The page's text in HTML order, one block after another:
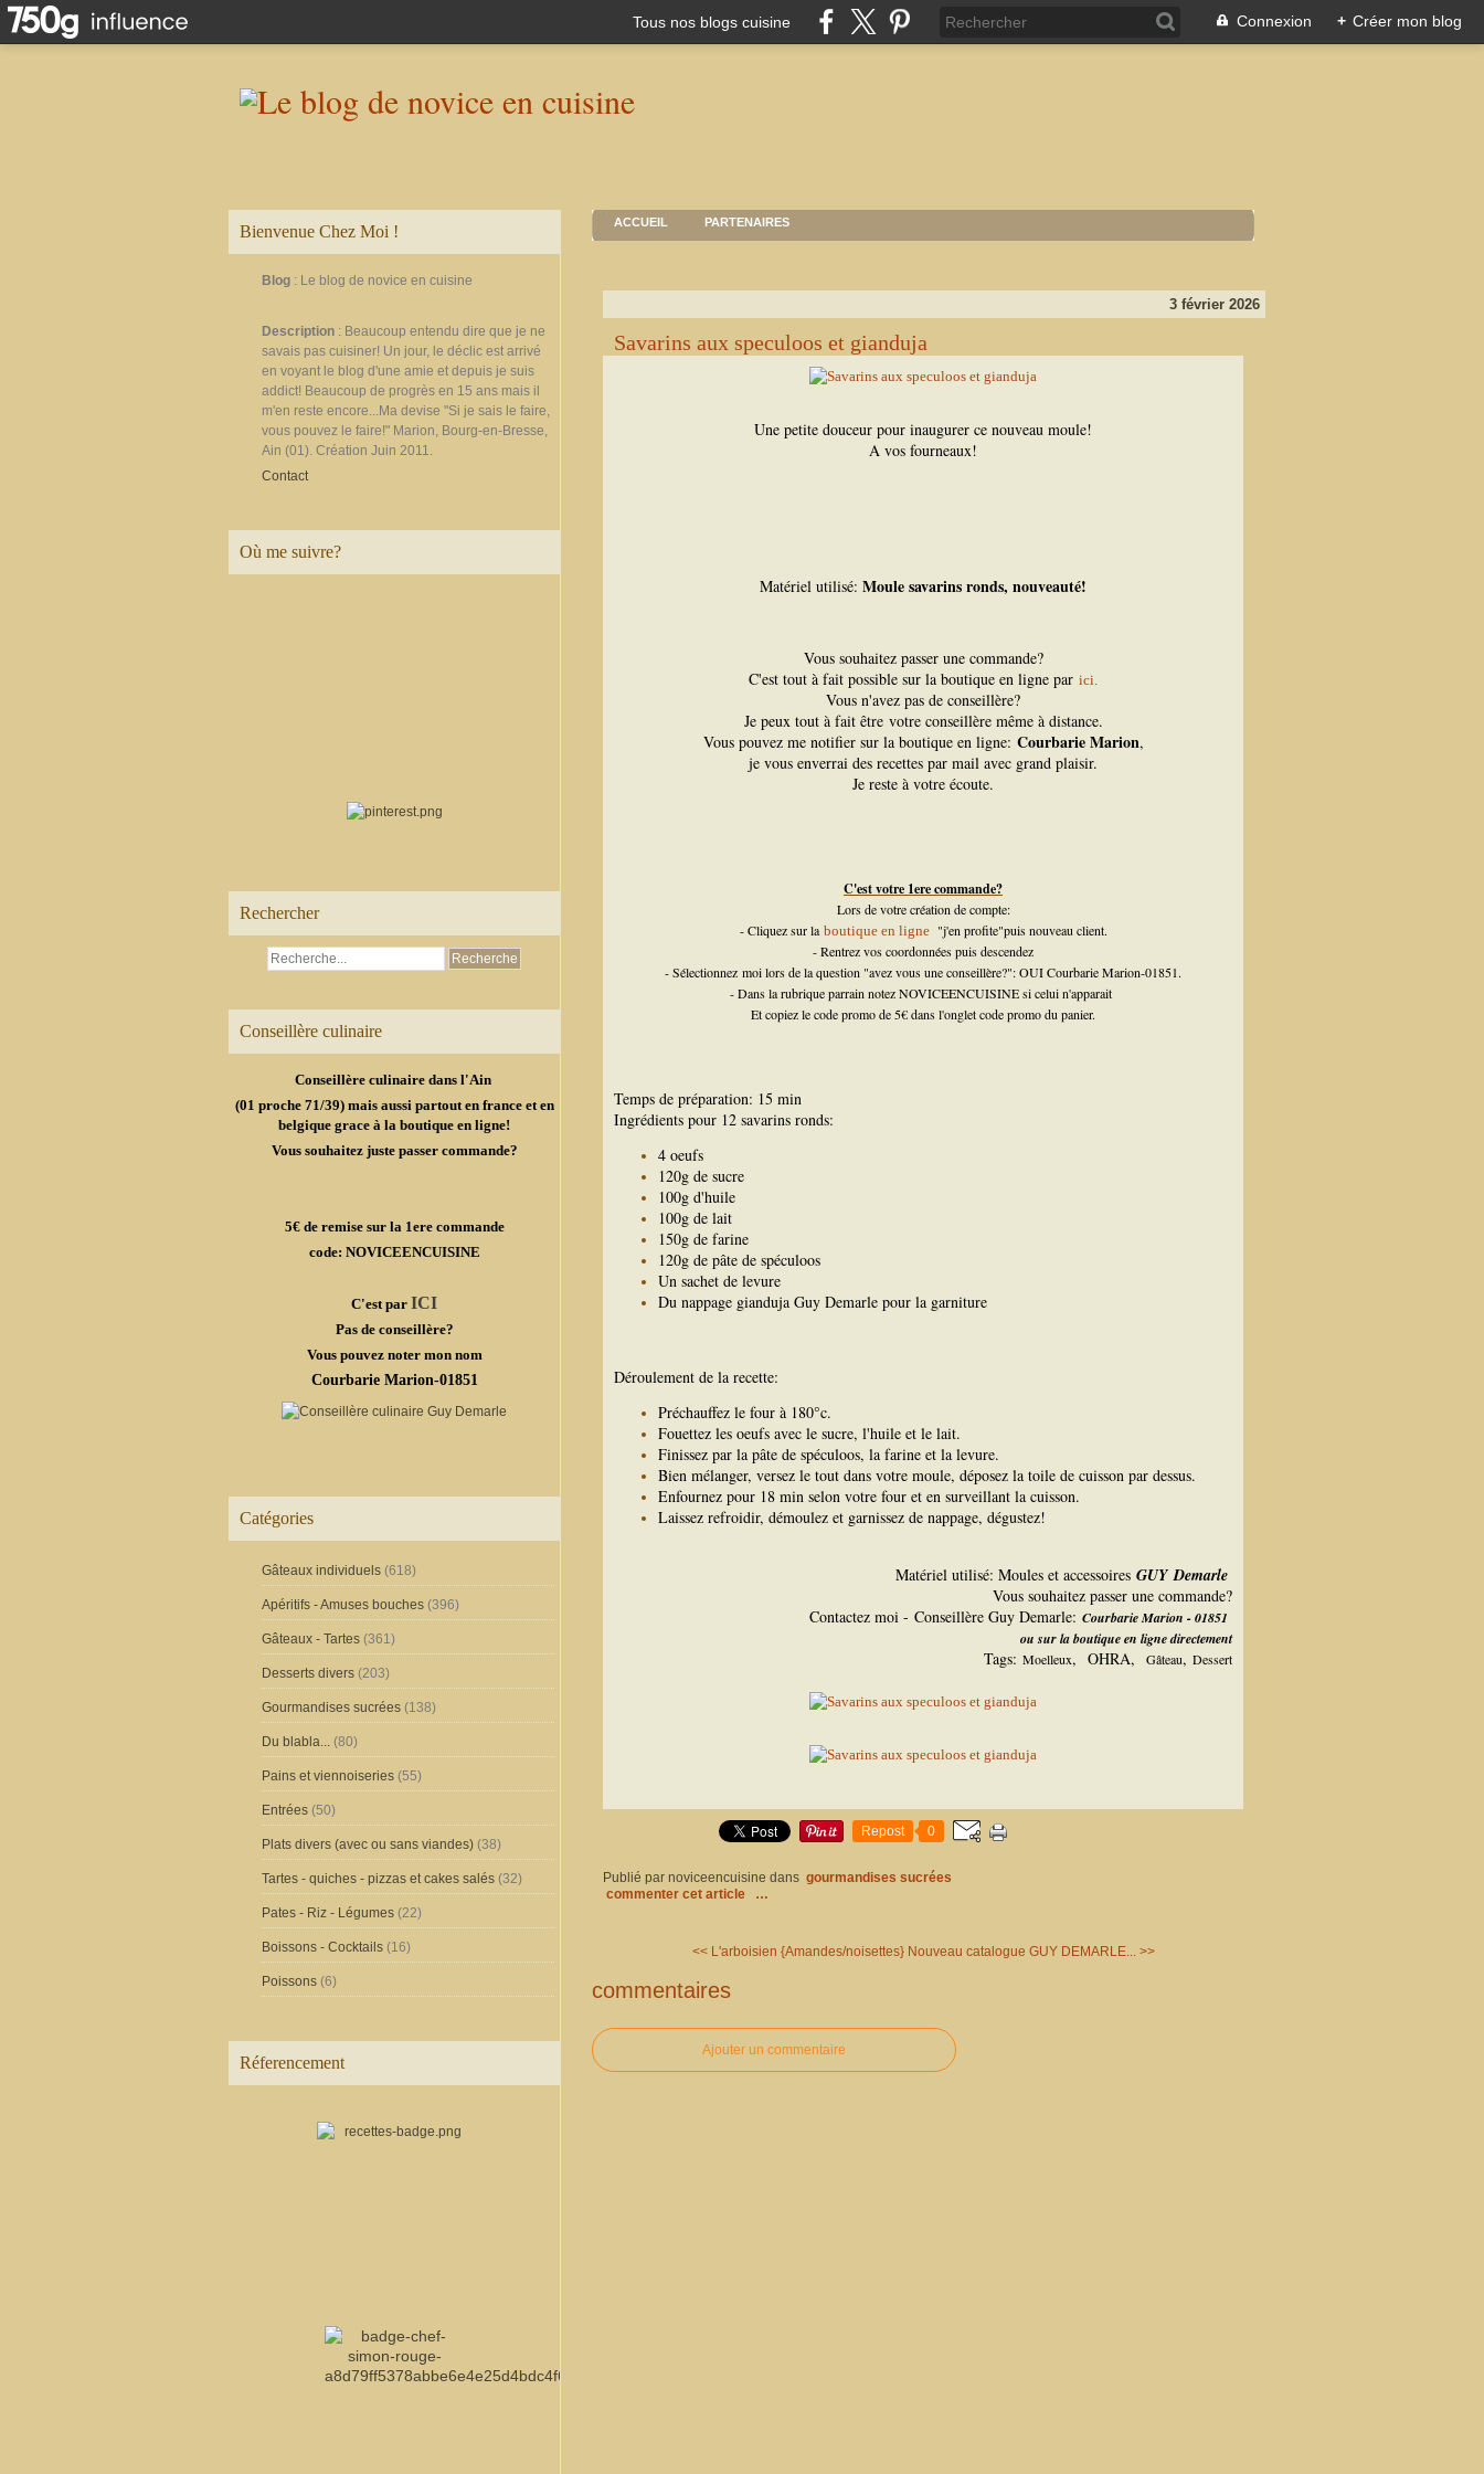
Tous nos blogs cuisine Connexion + Créer mon blog
Bienvenue Chez Moi !
Blog : Le blog de novice en cuisine
Description : Beaucoup entendu dire que je ne
savais pas cuisiner! Un jour, le déclic est arrivé
en voyant le blog d'une amie et depuis je suis
addict! Beaucoup de progrès en 15 ans mais il
m'en reste encore...Ma devise "Si je sais le faire,
vous pouvez le faire!" Marion, Bourg-en-Bresse,
Ain (01). Création Juin 2011.
Contact
Où me suivre?
Rechercher
Conseillère culinaire
Conseillère culinaire dans l'Ain
(01 proche 71/39) mais aussi partout en france et en
belgique grace à la boutique en ligne!
Vous souhaitez juste passer commande?
5€ de remise sur la 1ere commande
code: NOVICEENCUISINE
C'est par ICI
Pas de conseillère?
Vous pouvez noter mon nom
Courbarie Marion-01851
Catégories
Gâteaux individuels (618)
Apéritifs - Amuses bouches (396)
Gâteaux - Tartes (361)
Desserts divers (203)
Gourmandises sucrées (138)
Du blabla... (80)
Pains et viennoiseries (55)
Entrées (50)
Plats divers (avec ou sans viandes) (38)
Tartes - quiches - pizzas et cakes salés (32)
Pates - Riz - Légumes (22)
Boissons - Cocktails (16)
Poissons (6)
Réferencement
ACCUEIL PARTENAIRES
3 février 2026
Savarins aux speculoos et gianduja
Une petite douceur pour inaugurer ce nouveau moule!
A vos fourneaux!
Matériel utilisé: Moule savarins ronds, nouveauté!
Vous souhaitez passer une commande?
C'est tout à fait possible sur la boutique en ligne par ici.
Vous n'avez pas de conseillère?
Je peux tout à fait être votre conseillère même à distance.
Vous pouvez me notifier sur la boutique en ligne: Courbarie Marion,
je vous enverrai des recettes par mail avec grand plaisir.
Je reste à votre écoute.
C'est votre 1ere commande?
Lors de votre création de compte:
- Cliquez sur la boutique en ligne"j'en profite"puis nouveau client.
- Rentrez vos coordonnées puis descendez
- Sélectionnez moi lors de la question "avez vous une conseillère?": OUI Courbarie Marion-01851.
- Dans la rubrique parrain notez NOVICEENCUISINE si celui n'apparait
Et copiez le code promo de 5€ dans l'onglet code promo du panier.
Temps de préparation: 15 min
Ingrédients pour 12 savarins ronds:
4 oeufs
120g de sucre
100g d'huile
100g de lait
150g de farine
120g de pâte de spéculoos
Un sachet de levure
Du nappage gianduja Guy Demarle pour la garniture
Déroulement de la recette:
Préchauffez le four à 180°c.
Fouettez les oeufs avec le sucre, l'huile et le lait.
Finissez par la pâte de spéculoos, la farine et la levure.
Bien mélanger, versez le tout dans votre moule, déposez la toile de cuisson par dessus.
Enfournez pour 18 min selon votre four et en surveillant la cuisson.
Laissez refroidir, démoulez et garnissez de nappage, dégustez!
Matériel utilisé: Moules et accessoires GUY Demarle
Vous souhaitez passer une commande?
Contactez moi - Conseillère Guy Demarle: Courbarie Marion - 01851
ou sur la boutique en ligne directement
Tags: Moelleux, OHRA, Gâteau, Dessert
Repost 0
Publié par noviceencuisine dans gourmandises sucrées
commenter cet article
…
<< L'arboisien {Amandes/noisettes} Nouveau catalogue GUY DEMARLE... >>
commentaires
Ajouter un commentaire